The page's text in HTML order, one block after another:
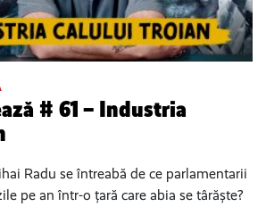
# 61 – Industria
Radu se întreabă de ce parlamentarii
pe an într-o țară care abia se târăște?